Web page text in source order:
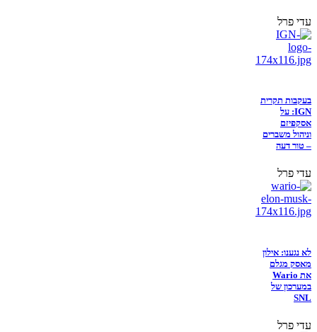
עדי פרל
בעקבות תקרית
IGN: על
אסקפיזם
וניהול משברים
– טור דעה
עדי פרל
לא נגענו: אילון
מאסק מגלם
את Wario
במערכון של
SNL
עדי פרל